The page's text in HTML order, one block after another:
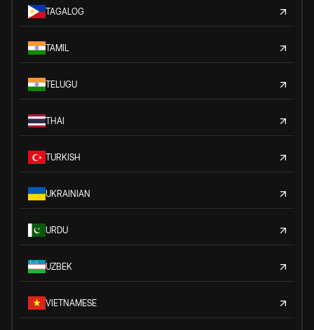
TAGALOG
TAMIL
TELUGU
THAI
TURKISH
UKRAINIAN
URDU
UZBEK
VIETNAMESE